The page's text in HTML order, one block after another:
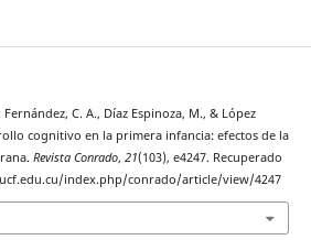
C. A., Díaz Espinoza, M., & López
cognitivo en la primera infancia: efectos de la
Revista Conrado, 21(103), e4247. Recuperado
index.php/conrado/article/view/4247